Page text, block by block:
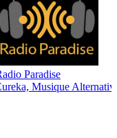
Paradise
Musique